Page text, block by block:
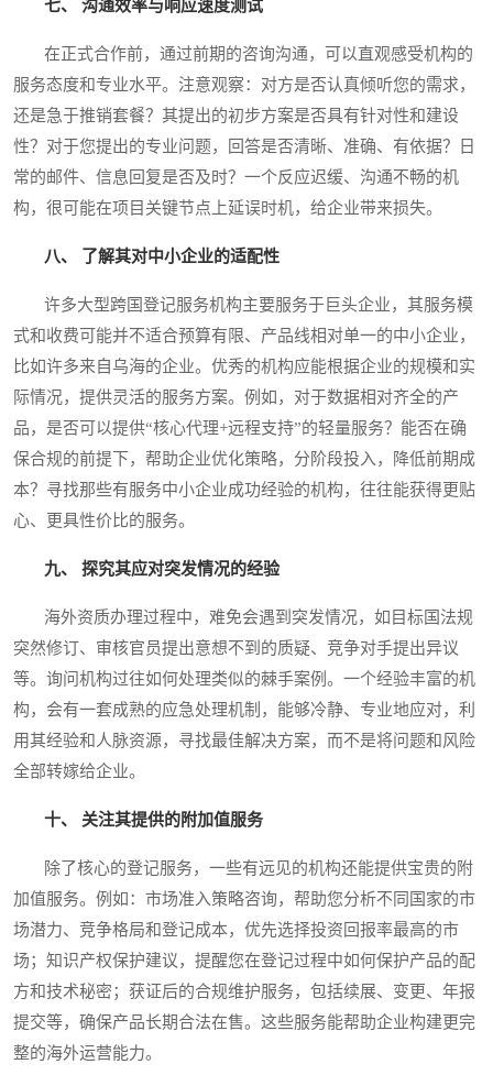
七、 沟通效率与响应速度测试
在正式合作前，通过前期的咨询沟通，可以直观感受机构的
服务态度和专业水平。注意观察：对方是否认真倾听您的需求，
还是急于推销套餐？其提出的初步方案是否具有针对性和建设
性？对于您提出的专业问题，回答是否清晰、准确、有依据？日
常的邮件、信息回复是否及时？一个反应迟缓、沟通不畅的机
构，很可能在项目关键节点上延误时机，给企业带来损失。
八、 了解其对中小企业的适配性
许多大型跨国登记服务机构主要服务于巨头企业，其服务模
式和收费可能并不适合预算有限、产品线相对单一的中小企业，
比如许多来自乌海的企业。优秀的机构应能根据企业的规模和实
际情况，提供灵活的服务方案。例如，对于数据相对齐全的产
品，是否可以提供“核心代理+远程支持”的轻量服务？能否在确
保合规的前提下，帮助企业优化策略，分阶段投入，降低前期成
本？寻找那些有服务中小企业成功经验的机构，往往能获得更贴
心、更具性价比的服务。
九、 探究其应对突发情况的经验
海外资质办理过程中，难免会遇到突发情况，如目标国法规
突然修订、审核官员提出意想不到的质疑、竞争对手提出异议
等。询问机构过往如何处理类似的棘手案例。一个经验丰富的机
构，会有一套成熟的应急处理机制，能够冷静、专业地应对，利
用其经验和人脉资源，寻找最佳解决方案，而不是将问题和风险
全部转嫁给企业。
十、 关注其提供的附加值服务
除了核心的登记服务，一些有远见的机构还能提供宝贵的附
加值服务。例如：市场准入策略咨询，帮助您分析不同国家的市
场潜力、竞争格局和登记成本，优先选择投资回报率最高的市
场；知识产权保护建议，提醒您在登记过程中如何保护产品的配
方和技术秘密；获证后的合规维护服务，包括续展、变更、年报
提交等，确保产品长期合法在售。这些服务能帮助企业构建更完
整的海外运营能力。